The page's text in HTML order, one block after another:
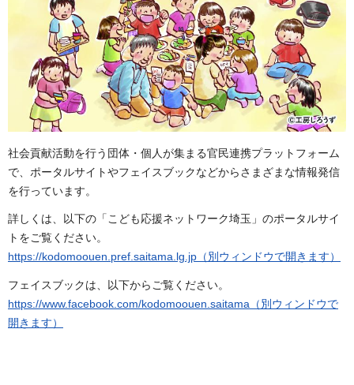
社会貢献活動を行う団体・個人が集まる官民連携プラットフォーム
で、ポータルサイトやフェイスブックなどからさまざまな情報発信
を行っています。
詳しくは、以下の「こども応援ネットワーク埼玉」のポータルサイ
トをご覧ください。
https://kodomoouen.pref.saitama.lg.jp（別ウィンドウで開きます）
フェイスブックは、以下からご覧ください。
https://www.facebook.com/kodomoouen.saitama（別ウィンドウで
開きます）